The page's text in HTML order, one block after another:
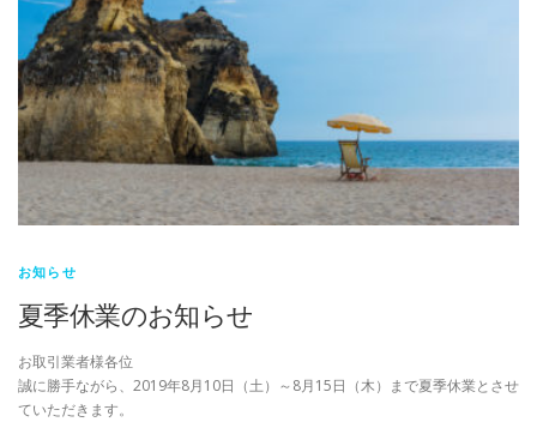
お知らせ
夏季休業のお知らせ
お取引業者様各位
誠に勝手ながら、2019年8月10日（土）～8月15日（木）まで夏季休業とさせ
ていただきます。